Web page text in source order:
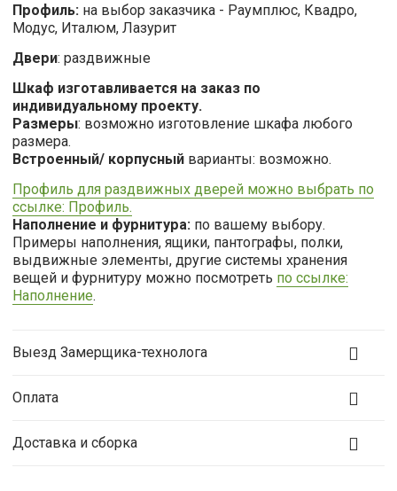
Профиль: на выбор заказчика - Раумплюс, Квадро,
Модус, Италюм, Лазурит
Двери: раздвижные
Шкаф изготавливается на заказ по
индивидуальному проекту.
Размеры: возможно изготовление шкафа любого
размера.
Встроенный/ корпусный варианты: возможно.
Профиль для раздвижных дверей можно выбрать по
ссылке: Профиль.
Наполнение и фурнитура: по вашему выбору.
Примеры наполнения, ящики, пантографы, полки,
выдвижные элементы, другие системы хранения
вещей и фурнитуру можно посмотреть по ссылке:
Наполнение.
Выезд Замерщика-технолога
Оплата
Доставка и сборка